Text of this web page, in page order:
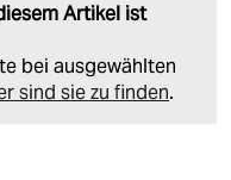
Artikel ist
bei ausgewählten
sind sie zu finden.